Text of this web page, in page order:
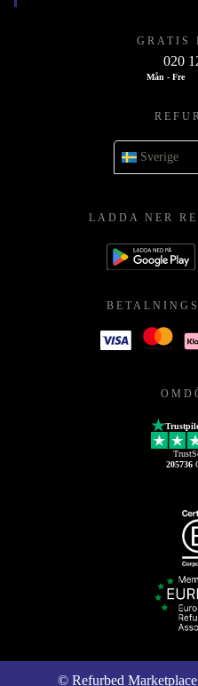
GRATIS
020
Mån - Fre
Sverige
LADDA NER
205736
© Refurbed